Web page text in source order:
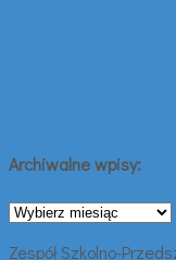
Archiwalne wpisy:
Archiwalne
Zespół Szkolno-